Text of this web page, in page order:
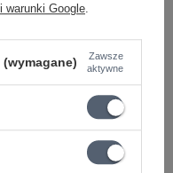
harmonijka
Hohner Marine
Deluxe 2005/20 C
z uchwytem
König & Meyer
warunki Google
Zawsze
aktywne